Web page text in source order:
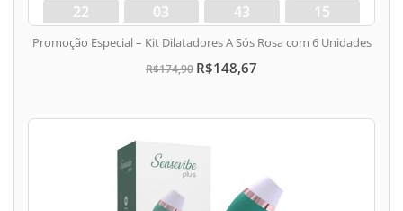
22
dias
03
hora
43
min
15
seg
Promoção Especial – Kit Dilatadores A Sós Rosa com 6 Unidades
R$174,90 R$148,67